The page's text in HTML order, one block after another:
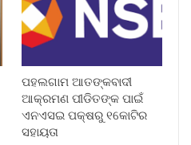
ପହଲଗାମ ଆତଙ୍କବାଦୀ
ଆକ୍ରମଣ ପୀଡିତଙ୍କ ପାଇଁ
ଏନଏସଇ ପକ୍ଷରୁ ୧କୋଟିର
ସହାୟତା